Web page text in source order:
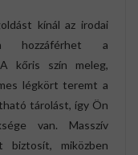
kínál az irodai
hozzáférhet a
kőris szín meleg,
légkört teremt a
tárolást, így Ön
van. Masszív
biztosít, miközben